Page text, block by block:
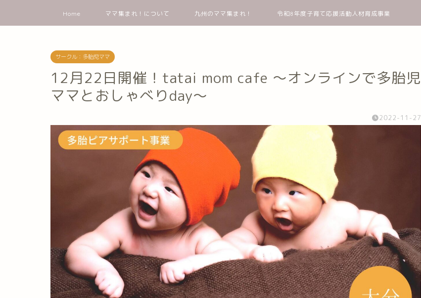
Home ママ集まれ！について 九州のママ集まれ！ 令和8年度子育て応援活動人材育成事業
サークル：多胎児ママ
12月22日開催！tatai mom cafe ～オンラインで多胎児
ママとおしゃべりday～
2022-11-27